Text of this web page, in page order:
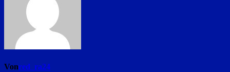
Vonred_ra24